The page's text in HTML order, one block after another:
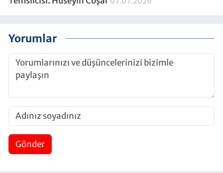
Yorumlar
Gönder